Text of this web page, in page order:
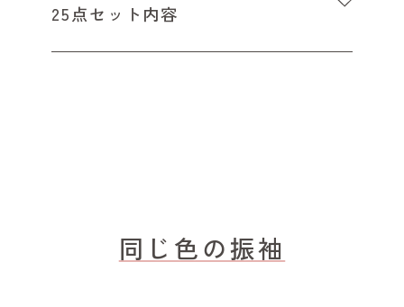
25点セット内容
同じ色の振袖